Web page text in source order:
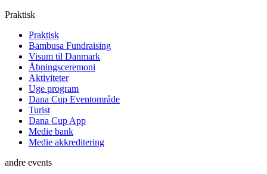
Praktisk
Praktisk
Bambusa Fundraising
Visum til Danmark
Åbningsceremoni
Aktiviteter
Uge program
Dana Cup Eventområde
Turist
Dana Cup App
Medie bank
Medie akkreditering
andre events